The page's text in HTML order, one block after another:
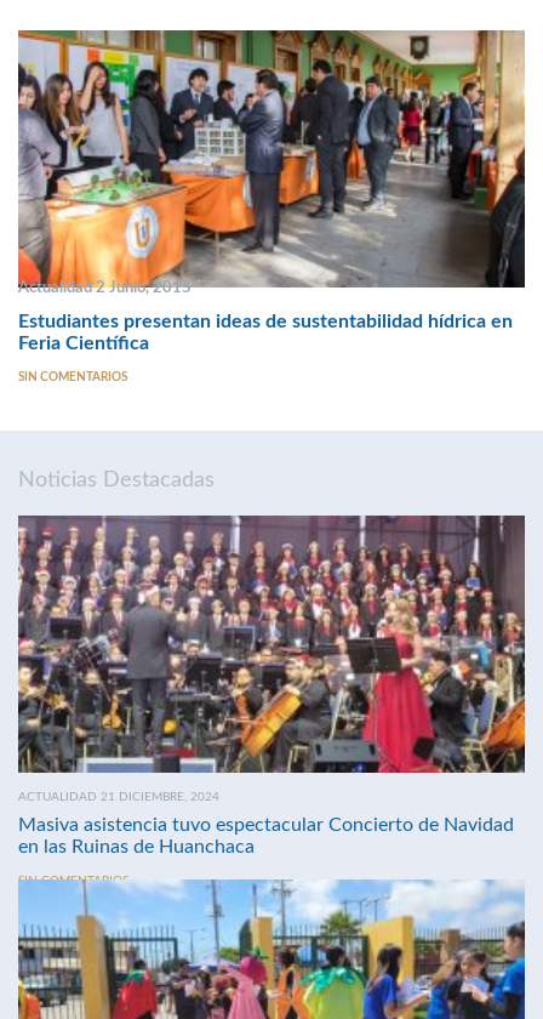
Actualidad 2 Junio, 2015
Estudiantes presentan ideas de sustentabilidad hídrica en
Feria Científica
SIN COMENTARIOS
Noticias Destacadas
ACTUALIDAD 21 DICIEMBRE, 2024
Masiva asistencia tuvo espectacular Concierto de Navidad
en las Ruinas de Huanchaca
SIN COMENTARIOS